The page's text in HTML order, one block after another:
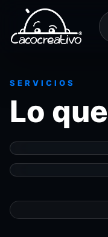
SERVICIOS
Lo